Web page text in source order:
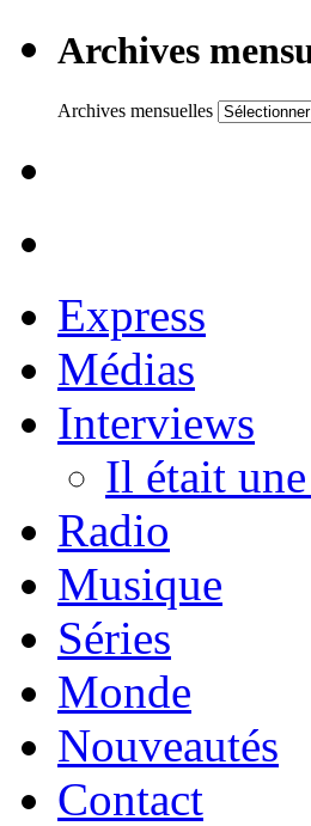
Archives
Archives mensuelles
Express
Médias
Interviews
Il était
Radio
Musique
Séries
Monde
Nouveautés
Contact